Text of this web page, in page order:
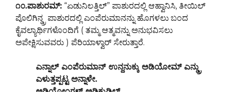
೧೦.ಪಾಶುರಮ್: “ಏಡುನಿಲತ್ತಿಲ್” ಪಾಶುರದಲ್ಲಿ ಆಹ್ವಾನಿಸಿ, ತೀಯಿಲ್
ಪೊಲಿಗಿನ್ಡ್ರ ಪಾಶುರದಲ್ಲಿ ಎಂಪೆರುಮಾನನ್ನು ಹೊಗಳಲು ಬಂದ
ಕೈವಲ್ಯಾರ್ಥಿಗಳೊಂದಿಗೆ ( ತಮ್ಮ ಆತ್ಮವನ್ನು ಅನುಭವಿಸಲು
ಅಪೇಕ್ಷಿಸುವವರು ) ಪೆರಿಯಾಳ್ವಾರ್ ಸೇರುತ್ತಾರೆ.
ಎನ್ನಾಲ್ ಎಂಪೆರುಮಾನ್ ಉನ್ದನುಕ್ಕು ಅಡಿಯೋಮ್ ಎನ್ಡ್ರು
ಎಳುತ್ತಪ್ಪಟ್ಟ ಅನ್ನಾಳೇ.